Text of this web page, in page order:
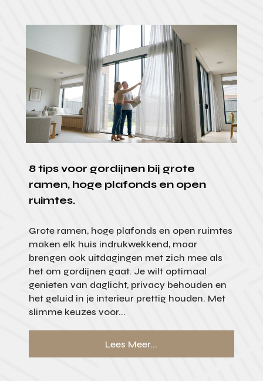
8 tips voor gordijnen bij grote
ramen, hoge plafonds en open
ruimtes.
Grote ramen, hoge plafonds en open ruimtes
maken elk huis indrukwekkend, maar
brengen ook uitdagingen met zich mee als
het om gordijnen gaat. Je wilt optimaal
genieten van daglicht, privacy behouden en
het geluid in je interieur prettig houden. Met
slimme keuzes voor...
Lees Meer...